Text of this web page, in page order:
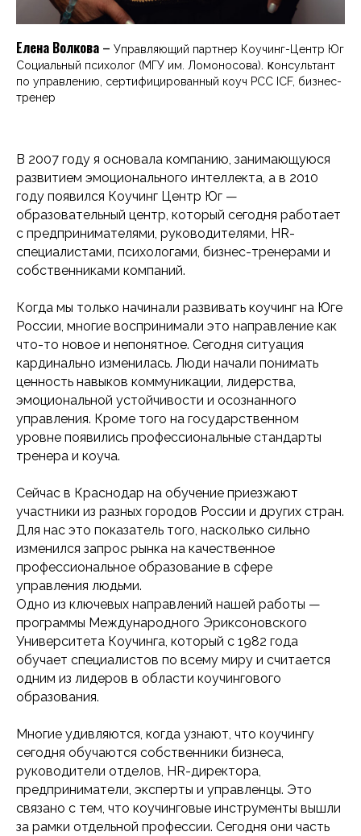
Елена Волкова – Управляющий партнер Коучинг-Центр Юг
Социальный психолог (МГУ им. Ломоносова). консультант
по управлению, сертифицированный коуч РСС ICF, бизнес-
тренер
В 2007 году я основала компанию, занимающуюся
развитием эмоционального интеллекта, а в 2010
году появился Коучинг Центр Юг —
образовательный центр, который сегодня работает
с предпринимателями, руководителями, HR-
специалистами, психологами, бизнес-тренерами и
собственниками компаний.
Когда мы только начинали развивать коучинг на Юге
России, многие воспринимали это направление как
что-то новое и непонятное. Сегодня ситуация
кардинально изменилась. Люди начали понимать
ценность навыков коммуникации, лидерства,
эмоциональной устойчивости и осознанного
управления. Кроме того на государственном
уровне появились профессиональные стандарты
тренера и коуча.
Сейчас в Краснодар на обучение приезжают
участники из разных городов России и других стран.
Для нас это показатель того, насколько сильно
изменился запрос рынка на качественное
профессиональное образование в сфере
управления людьми.
Одно из ключевых направлений нашей работы —
программы Международного Эриксоновского
Университета Коучинга, который с 1982 года
обучает специалистов по всему миру и считается
одним из лидеров в области коучингового
образования.
Многие удивляются, когда узнают, что коучингу
сегодня обучаются собственники бизнеса,
руководители отделов, HR-директора,
предприниматели, эксперты и управленцы. Это
связано с тем, что коучинговые инструменты вышли
за рамки отдельной профессии. Сегодня они часть